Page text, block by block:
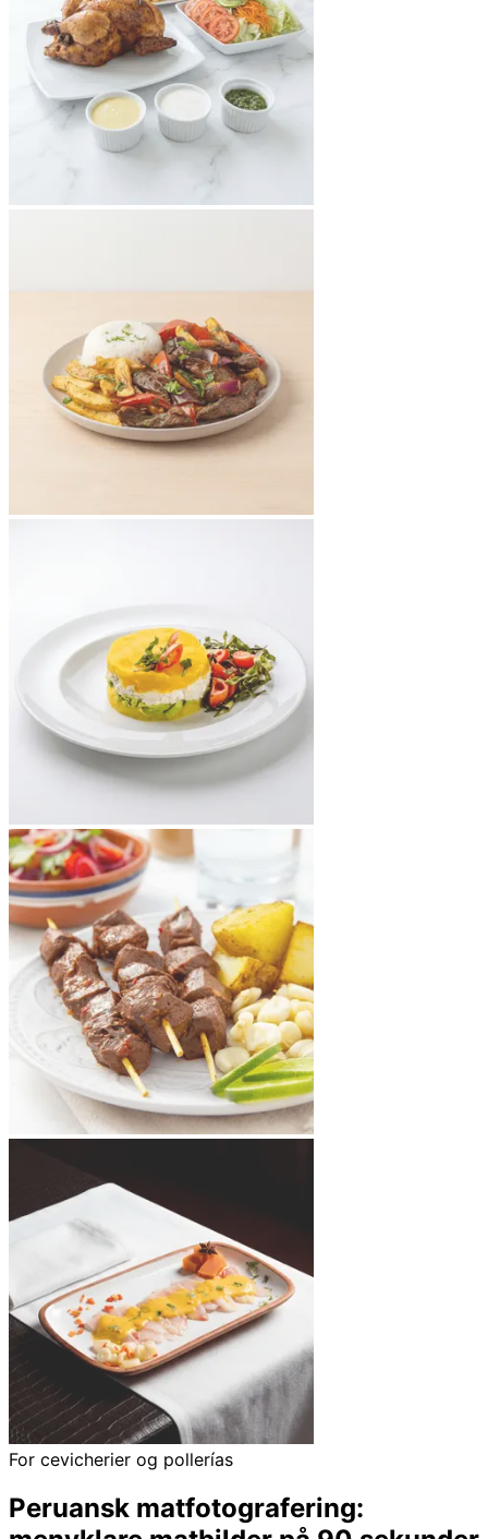
For cevicherier og pollerías
Peruansk matfotografering: